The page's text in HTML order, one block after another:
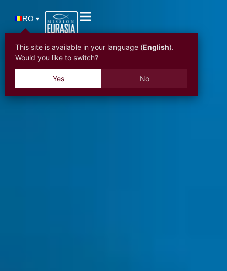
RO ▾
This site is available in your language (English).
Would you like to switch?
Yes No